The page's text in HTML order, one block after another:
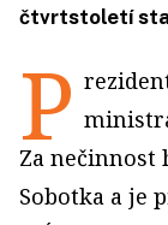
čtvrtstoletí
P
Za
Sobotka a je